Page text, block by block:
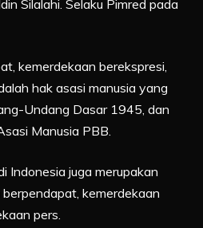
Silalahi. Selaku Pimred pada
kemerdekaan berekspresi,
hak asasi manusia yang
Undang Dasar 1945, dan
Manusia PBB.
Indonesia juga merupakan
kemerdekaan
pers.